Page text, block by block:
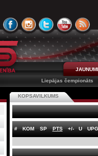
JAUNUMI
Liepājas čempionāts
KOPSAVILKUMS
# KOM SP PTS +/- U UPG